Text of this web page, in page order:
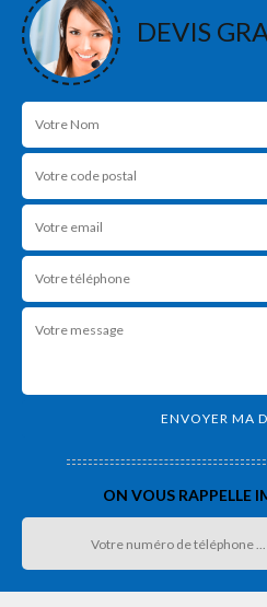
DEVIS
ON VOUS RAPPELLE